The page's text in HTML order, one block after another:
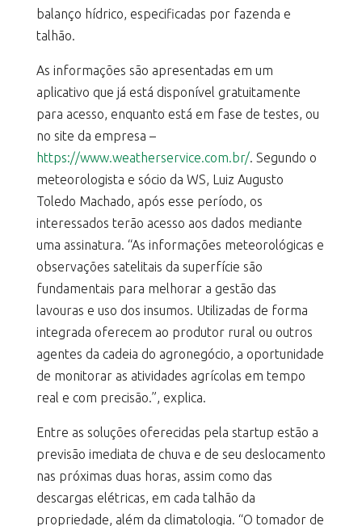
balanço hídrico, especificadas por fazenda e
talhão.
As informações são apresentadas em um
aplicativo que já está disponível gratuitamente
para acesso, enquanto está em fase de testes, ou
no site da empresa –
https://www.weatherservice.com.br/. Segundo o
meteorologista e sócio da WS, Luiz Augusto
Toledo Machado, após esse período, os
interessados terão acesso aos dados mediante
uma assinatura. “As informações meteorológicas e
observações satelitais da superfície são
fundamentais para melhorar a gestão das
lavouras e uso dos insumos. Utilizadas de forma
integrada oferecem ao produtor rural ou outros
agentes da cadeia do agronegócio, a oportunidade
de monitorar as atividades agrícolas em tempo
real e com precisão.”, explica.
Entre as soluções oferecidas pela startup estão a
previsão imediata de chuva e de seu deslocamento
nas próximas duas horas, assim como das
descargas elétricas, em cada talhão da
propriedade, além da climatologia. “O tomador de